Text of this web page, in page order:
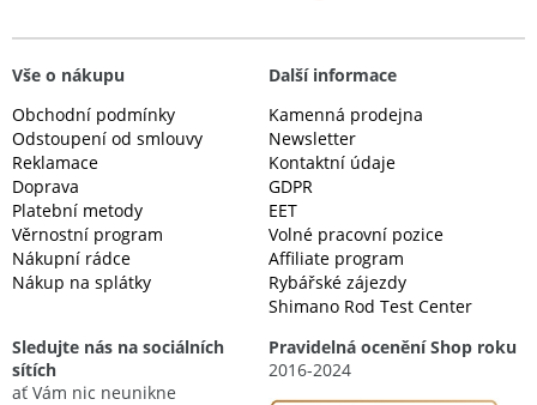
Vše o nákupu
Obchodní podmínky
Odstoupení od smlouvy
Reklamace
Doprava
Platební metody
Věrnostní program
Nákupní rádce
Nákup na splátky
Další informace
Kamenná prodejna
Newsletter
Kontaktní údaje
GDPR
EET
Volné pracovní pozice
Affiliate program
Rybářské zájezdy
Shimano Rod Test Center
Sledujte nás na sociálních
sítích
ať Vám nic neunikne
Pravidelná ocenění Shop roku
2016-2024